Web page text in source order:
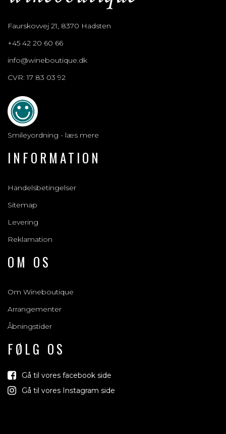
Faurskovvej 21, 8370 Hadsten
+45 42 20 60 66
info@wineboutique.dk
CVR: 17 83 03 92
Smileyordning - læs mere
INFORMATION
Handelsbetingelser
Sitemap
Levering
Reklamation
OM OS
Om Wineboutique
Arrangementer
Åbningstider
FØLG OS
Gå til vores facebook side
Gå til vores Instagram side